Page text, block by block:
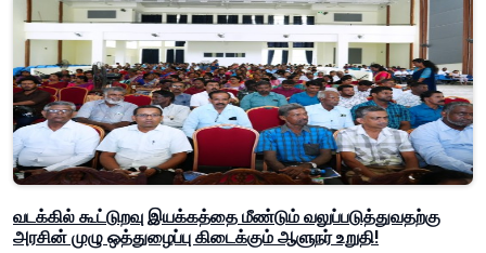
வடக்கில் கூட்டுறவு இயக்கத்தை மீண்டும் வலுப்படுத்துவதற்கு
அரசின் முழு ஒத்துழைப்பு கிடைக்கும் ஆளுநர் உறுதி!